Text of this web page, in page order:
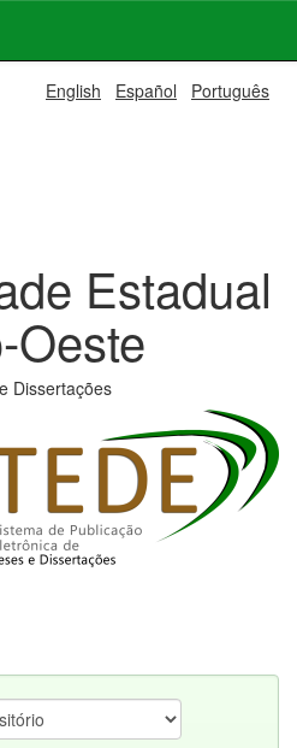
English Español Português
Estadual
Oeste
Dissertações